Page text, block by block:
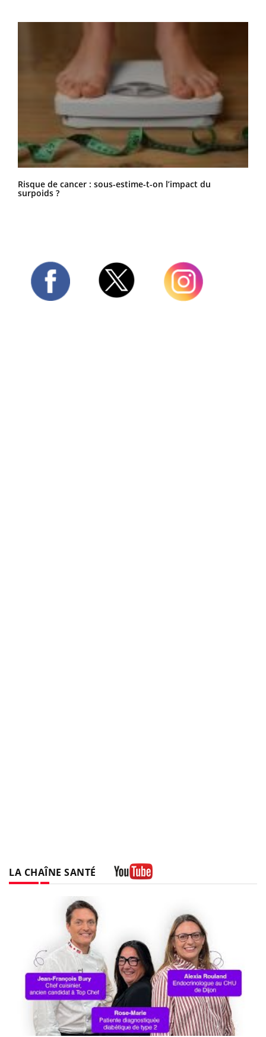
Risque de cancer : sous-estime-t-on l’impact du
surpoids ?
LA CHAÎNE SANTÉ